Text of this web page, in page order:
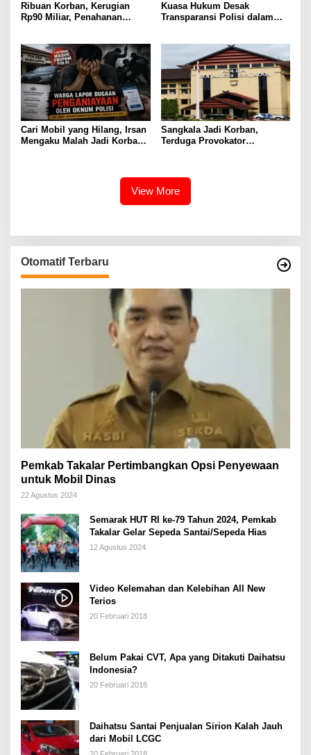
Ribuan Korban, Kerugian
Rp90 Miliar, Penahanan
Kuasa Hukum Desak
Transparansi Polisi dalam
Cari Mobil yang Hilang, Irsan
Mengaku Malah Jadi Korban
Sangkala Jadi Korban,
Terduga Provokator
View More
Otomatif Terbaru
Pemkab Takalar Pertimbangkan Opsi Penyewaan
untuk Mobil Dinas
22 Agustus 2024
Semarak HUT RI ke-79 Tahun 2024, Pemkab
Takalar Gelar Sepeda Santai/Sepeda Hias
12 Agustus 2024
Video Kelemahan dan Kelebihan All New
Terios
20 Februari 2018
Belum Pakai CVT, Apa yang Ditakuti Daihatsu
Indonesia?
20 Februari 2018
Daihatsu Santai Penjualan Sirion Kalah Jauh
dari Mobil LCGC